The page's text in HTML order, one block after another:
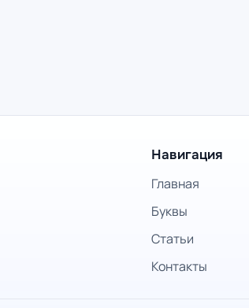
Навигация
Главная
Буквы
Статьи
Контакты